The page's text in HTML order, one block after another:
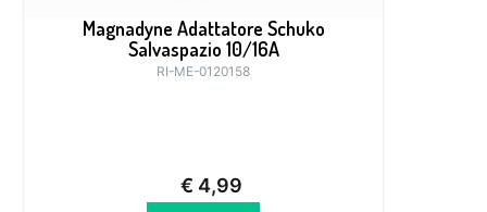
Magnadyne Adattatore Schuko
Salvaspazio 10/16A
RI-ME-0120158
€ 4,99